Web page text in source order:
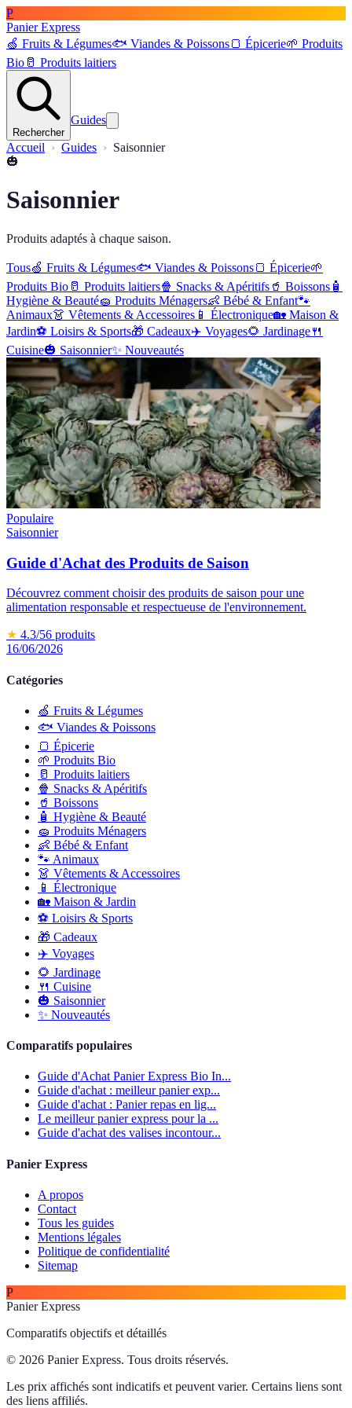
P
Panier Express
🍏 Fruits & Légumes🐟 Viandes & Poissons🍞 Épicerie🌱 Produits
Bio 🥛 Produits laitiers
Rechercher
Guides
Accueil Guides
Saisonnier
🎃
Saisonnier
Produits adaptés à chaque saison.
Tous🍏 Fruits & Légumes🐟 Viandes & Poissons🍞 Épicerie🌱
Produits Bio 🥛 Produits laitiers🍿 Snacks & Apéritifs 🥤 Boissons 🧴
Hygiène & Beauté🧽 Produits Ménagers👶 Bébé & Enfant🐾
Animaux👗 Vêtements & Accessoires 📱 Électronique🏡 Maison &
Jardin⚽ Loisirs & Sports🎁 Cadeaux✈️ Voyages🌻 Jardinage🍴
Cuisine🎃 Saisonnier✨ Nouveautés
Populaire
Saisonnier
Guide d'Achat des Produits de Saison
Découvrez comment choisir des produits de saison pour une
alimentation responsable et respectueuse de l'environnement.
★ 4.3/56 produits
16/06/2026
Catégories
🍏 Fruits & Légumes
🐟 Viandes & Poissons
🍞 Épicerie
🌱 Produits Bio
🥛 Produits laitiers
🍿 Snacks & Apéritifs
🥤 Boissons
🧴 Hygiène & Beauté
🧽 Produits Ménagers
👶 Bébé & Enfant
🐾 Animaux
👗 Vêtements & Accessoires
📱 Électronique
🏡 Maison & Jardin
⚽ Loisirs & Sports
🎁 Cadeaux
✈️ Voyages
🌻 Jardinage
🍴 Cuisine
🎃 Saisonnier
✨ Nouveautés
Comparatifs populaires
Guide d'Achat Panier Express Bio In...
Guide d'achat : meilleur panier exp...
Guide d'achat : Panier repas en lig...
Le meilleur panier express pour la ...
Guide d'achat des valises incontour...
Panier Express
A propos
Contact
Tous les guides
Mentions légales
Politique de confidentialité
Sitemap
P
Panier Express
Comparatifs objectifs et détaillés
© 2026 Panier Express. Tous droits réservés.
Les prix affichés sont indicatifs et peuvent varier. Certains liens sont
des liens affiliés.